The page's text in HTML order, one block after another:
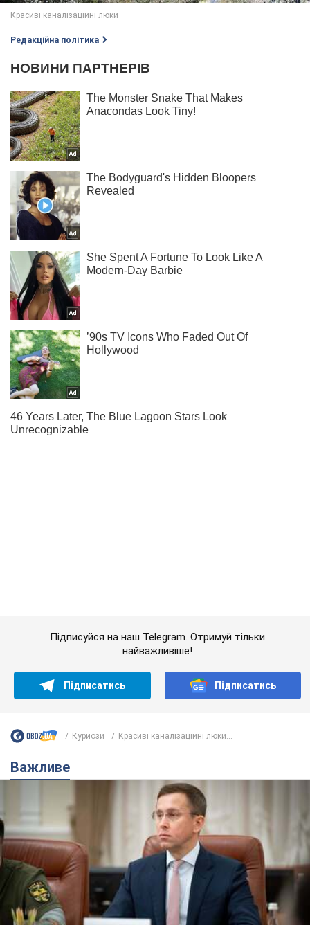
Редакційна політика
З 1 вересня українським вчителям підвищать
зарплати: Корецький розкрив деталі
Одночасно з підвищенням зарплат педагогам уряд
анонсував збільшення студентських стипендій
7.08.2026 00:29
Скільки балістичних ракет
українська ППО перехопила в липні: у
Міноборони назвали цифру